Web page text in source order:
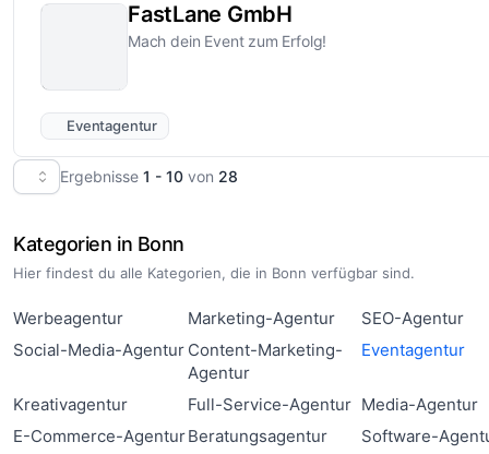
FastLane GmbH
Mach dein Event zum Erfolg!
Eventagentur
Ergebnisse 1 - 10 von 28
Kategorien in Bonn
Hier findest du alle Kategorien, die in Bonn verfügbar sind.
Werbeagentur Marketing-Agentur
SEO-Agentur
Social-Media-Agentur Content-Marketing-
Agentur
Eventagentur
Kreativagentur Full-Service-Agentur Media-Agentur
E-Commerce-AgenturBeratungsagentur
Software-